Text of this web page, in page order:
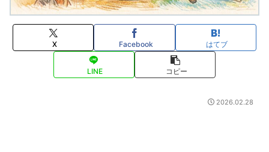
X Facebook はてブ
LINE コピー
2026.02.28